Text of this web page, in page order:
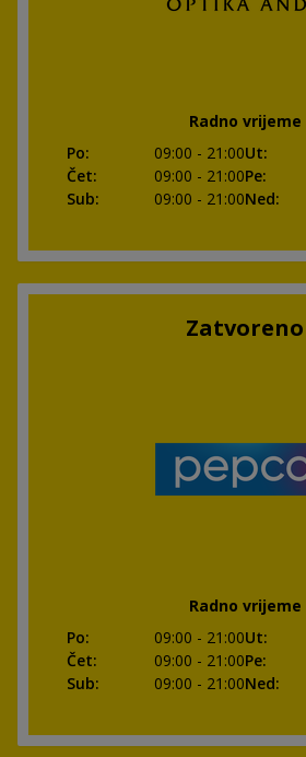
Radno vrijeme
Po: 09:00 - 21:00Ut:
Čet: 09:00 - 21:00Pe:
Sub: 09:00 - 21:00Ned:
Zatvoreno
Radno vrijeme
Po: 09:00 - 21:00Ut:
Čet: 09:00 - 21:00Pe:
Sub: 09:00 - 21:00Ned: